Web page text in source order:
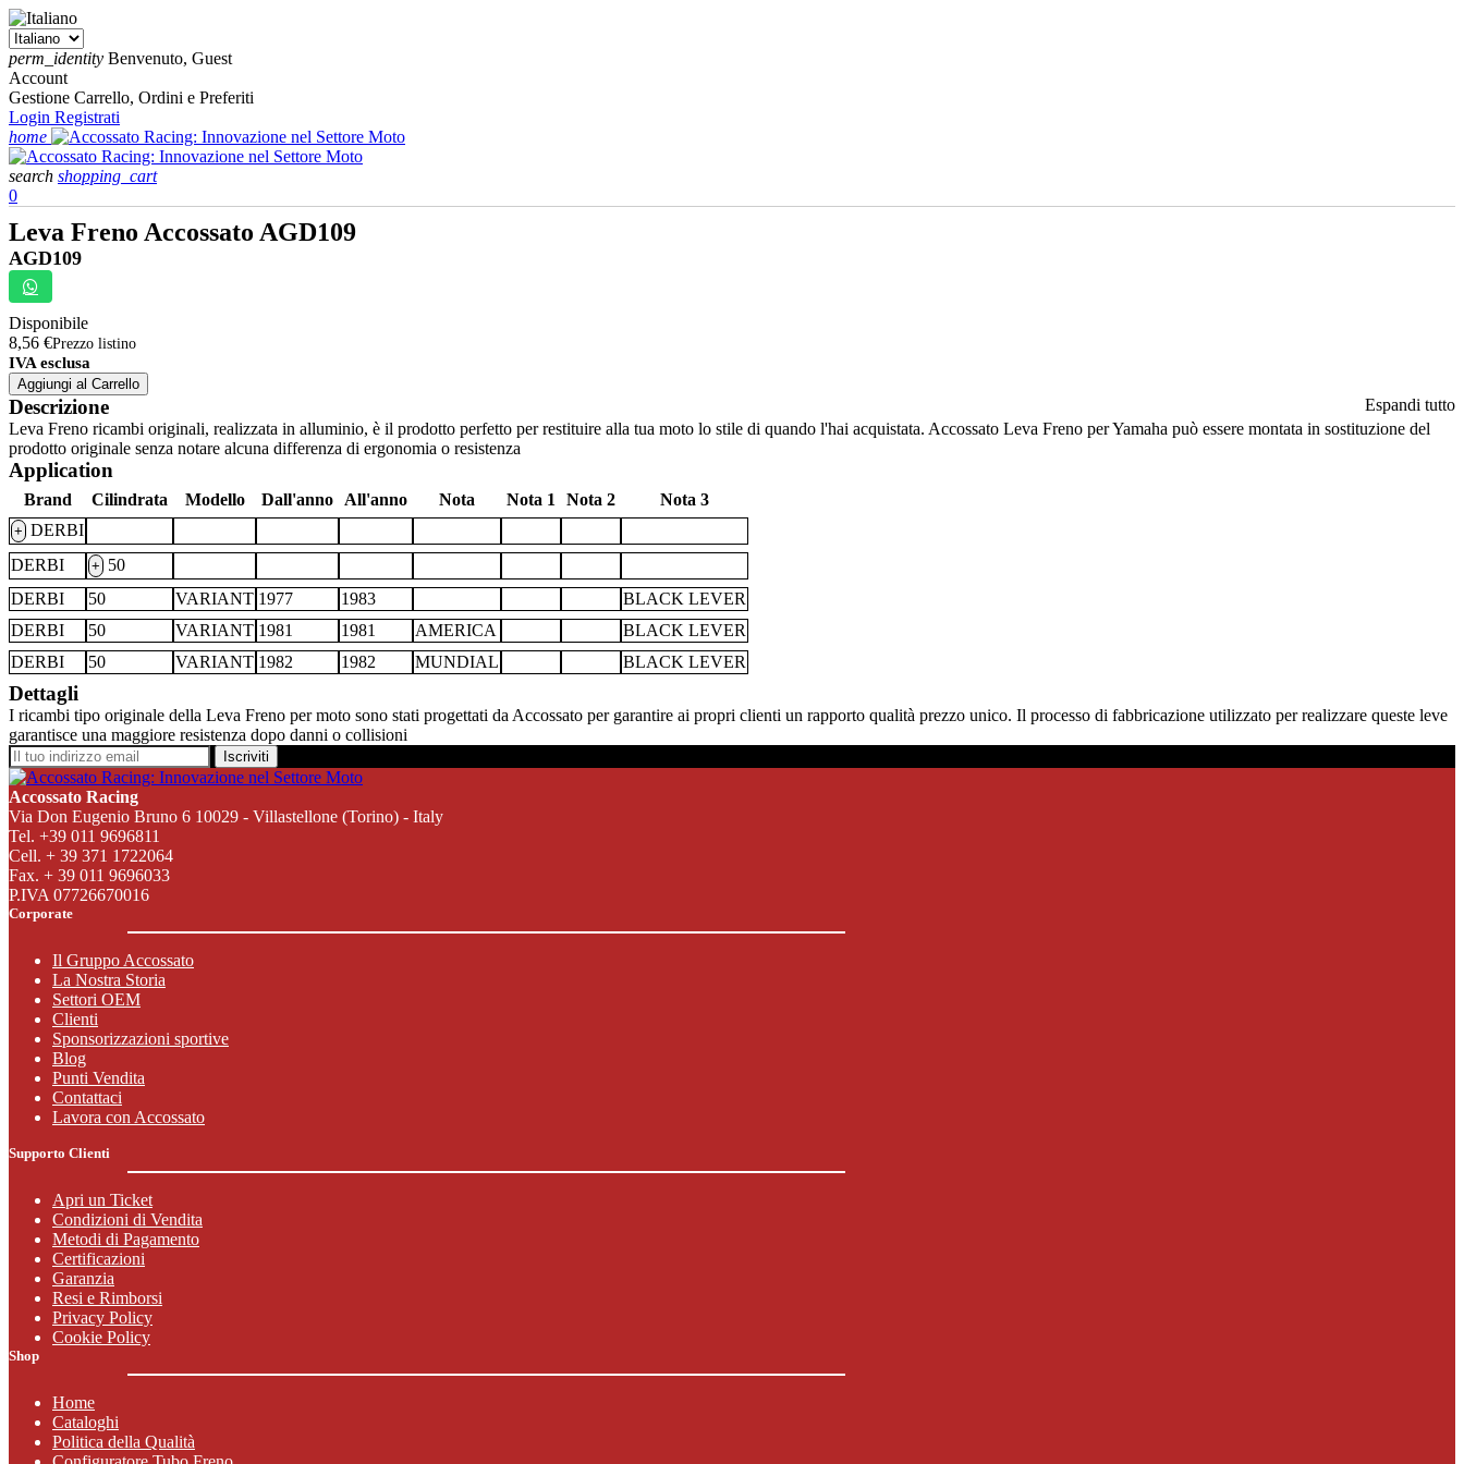
perm_identity Benvenuto, Guest
Account
Gestione Carrello, Ordini e Preferiti
Login Registrati
home
search shopping_cart
0
Leva Freno Accossato AGD109
AGD109
Disponibile
8,56 €Prezzo listino
IVA esclusa
Aggiungi al Carrello
Espandi tutto
Descrizione
Leva Freno ricambi originali, realizzata in alluminio, è il prodotto perfetto per restituire alla tua moto lo stile di quando l'hai acquistata. Accossato Leva Freno per Yamaha può essere montata in sostituzione del
prodotto originale senza notare alcuna differenza di ergonomia o resistenza
Application
Brand Cilindrata Modello Dall'anno All'anno Nota Nota 1 Nota 2 Nota 3
+ DERBI
DERBI
+ 50
DERBI
50 VARIANT 1977 1983
BLACK LEVER
DERBI
50 VARIANT 1981 1981 AMERICA
BLACK LEVER
DERBI
50 VARIANT 1982 1982 MUNDIAL BLACK LEVER
Dettagli
I ricambi tipo originale della Leva Freno per moto sono stati progettati da Accossato per garantire ai propri clienti un rapporto qualità prezzo unico. Il processo di fabbricazione utilizzato per realizzare queste leve
garantisce una maggiore resistenza dopo danni o collisioni
Iscriviti
Accossato Racing
Via Don Eugenio Bruno 6 10029 - Villastellone (Torino) - Italy
Tel. +39 011 9696811
Cell. + 39 371 1722064
Fax. + 39 011 9696033
P.IVA 07726670016
Corporate
Il Gruppo Accossato
La Nostra Storia
Settori OEM
Clienti
Sponsorizzazioni sportive
Blog
Punti Vendita
Contattaci
Lavora con Accossato
Supporto Clienti
Apri un Ticket
Condizioni di Vendita
Metodi di Pagamento
Certificazioni
Garanzia
Resi e Rimborsi
Privacy Policy
Cookie Policy
Shop
Home
Cataloghi
Politica della Qualità